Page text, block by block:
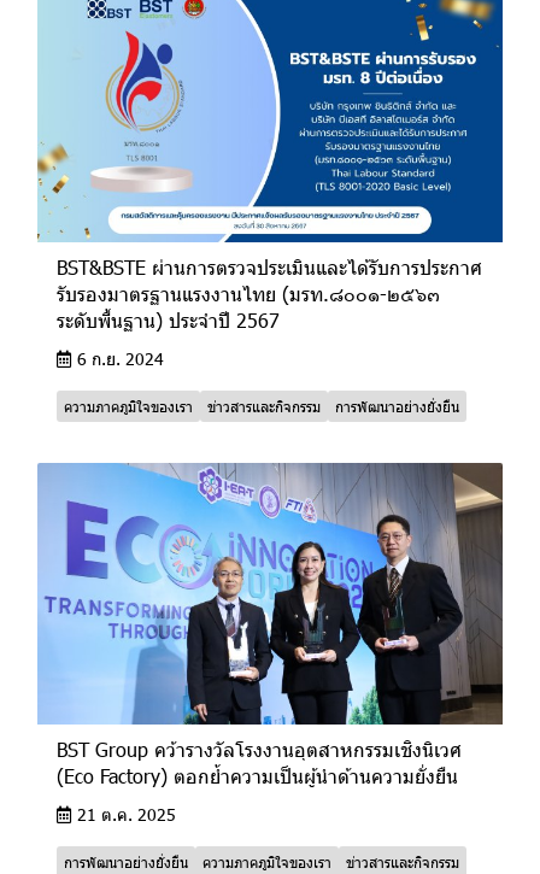
BST&BSTE ผ่านการตรวจประเมินและได้รับการประกาศ
รับรองมาตรฐานแรงงานไทย (มรท.๘๐๐๑-๒๕๖๓
ระดับพื้นฐาน) ประจำปี 2567
6 ก.ย. 2024
ความภาคภูมิใจของเรา ข่าวสารและกิจกรรม การพัฒนาอย่างยั่งยืน
BST Group คว้ารางวัลโรงงานอุตสาหกรรมเชิงนิเวศ
(Eco Factory) ตอกย้ำความเป็นผู้นำด้านความยั่งยืน
21 ต.ค. 2025
การพัฒนาอย่างยั่งยืน ความภาคภูมิใจของเรา ข่าวสารและกิจกรรม